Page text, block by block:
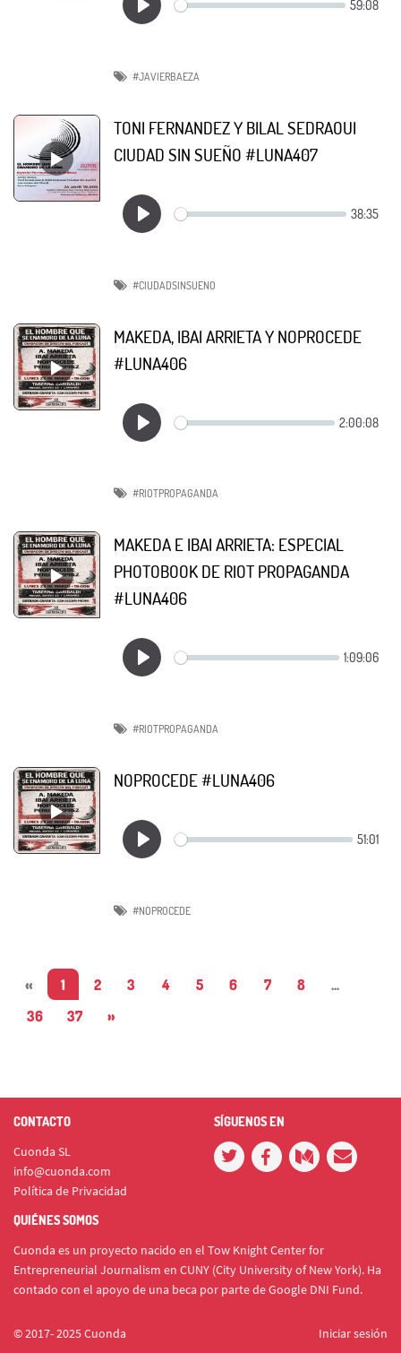
#JAVIERBAEZA
TONI FERNANDEZ Y BILAL SEDRAOUI
CIUDAD SIN SUEÑO #LUNA407
#CIUDADSINSUENO
MAKEDA, IBAI ARRIETA Y NOPROCEDE
#LUNA406
#RIOTPROPAGANDA
MAKEDA E IBAI ARRIETA: ESPECIAL
PHOTOBOOK DE RIOT PROPAGANDA
#LUNA406
#RIOTPROPAGANDA
NOPROCEDE #LUNA406
#NOPROCEDE
« 1 2 3 4 5 6 7 8
...
36
37 »
CONTACTO
Cuonda SL
info@cuonda.com
Política de Privacidad
SÍGUENOS EN
QUIÉNES SOMOS
Cuonda es un proyecto nacido en el Tow Knight Center for
Entrepreneurial Journalism en CUNY (City University of New York). Ha
contado con el apoyo de una beca por parte de Google DNI Fund.
© 2017- 2025 Cuonda Iniciar sesión